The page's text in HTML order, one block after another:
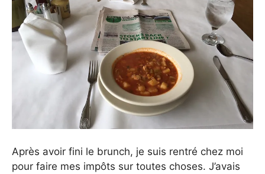
Après avoir fini le brunch, je suis rentré chez moi
pour faire mes impôts sur toutes choses. J’avais